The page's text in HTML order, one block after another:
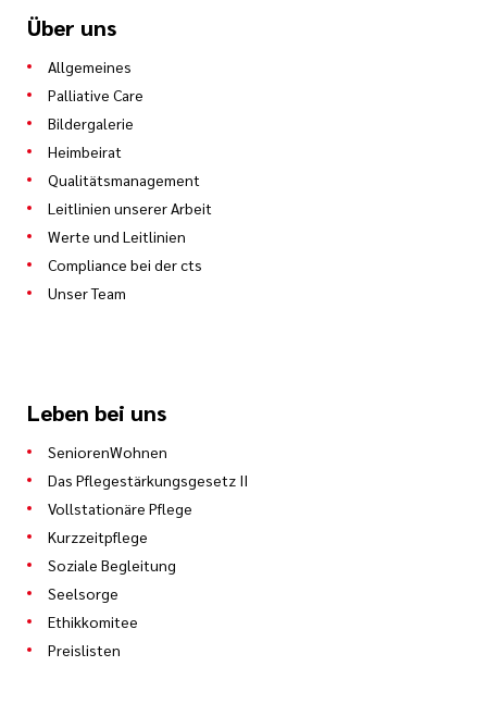
Über uns
Allgemeines
Palliative Care
Bildergalerie
Heimbeirat
Qualitätsmanagement
Leitlinien unserer Arbeit
Werte und Leitlinien
Compliance bei der cts
Unser Team
Leben bei uns
SeniorenWohnen
Das Pflegestärkungsgesetz II
Vollstationäre Pflege
Kurzzeitpflege
Soziale Begleitung
Seelsorge
Ethikkomitee
Preislisten